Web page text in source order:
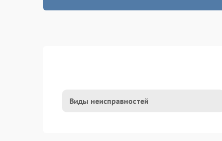
Виды неисправностей